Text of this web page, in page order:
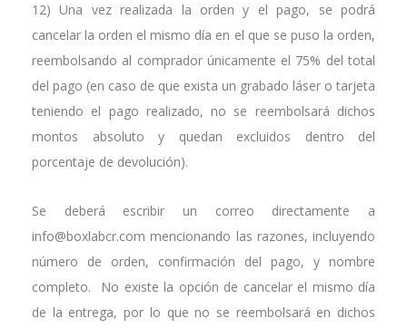
12) Una vez realizada la orden y el pago, se podrá
cancelar la orden el mismo día en el que se puso la orden,
reembolsando al comprador únicamente el 75% del total
del pago (en caso de que exista un grabado láser o tarjeta
teniendo el pago realizado, no se reembolsará dichos
montos absoluto y quedan excluidos dentro del
porcentaje de devolución).
Se deberá escribir un correo directamente a
info@boxlabcr.com mencionando las razones, incluyendo
número de orden, confirmación del pago, y nombre
completo. No existe la opción de cancelar el mismo día
de la entrega, por lo que no se reembolsará en dichos